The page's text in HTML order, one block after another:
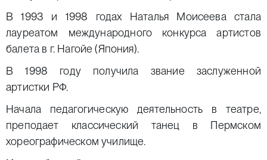
В 1993 и 1998 годах Наталья Моисеева стала
лауреатом международного конкурса артистов
балета в г. Нагойе (Япония).
В 1998 году получила звание заслуженной
артистки РФ.
Начала педагогическую деятельность в театре,
преподает классический танец в Пермском
хореографическом училище.